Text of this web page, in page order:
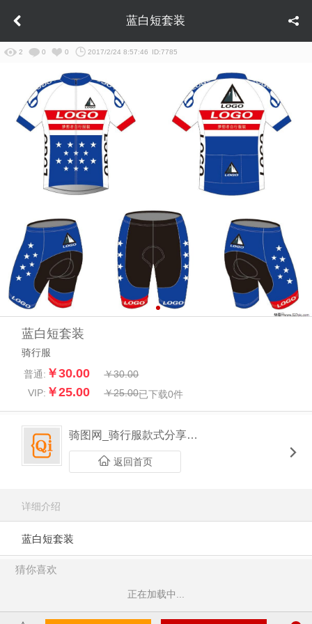
蓝白短套装
2 0 0 2017/2/24 8:57:46 ID:7785
蓝白短套装
骑行服
普通: ￥30.00
￥30.00
VIP: ￥25.00 ￥25.00已下载0件
骑图网_骑行服款式分享平台
返回首页
详细介绍
蓝白短套装
猜你喜欢
正在加载中...